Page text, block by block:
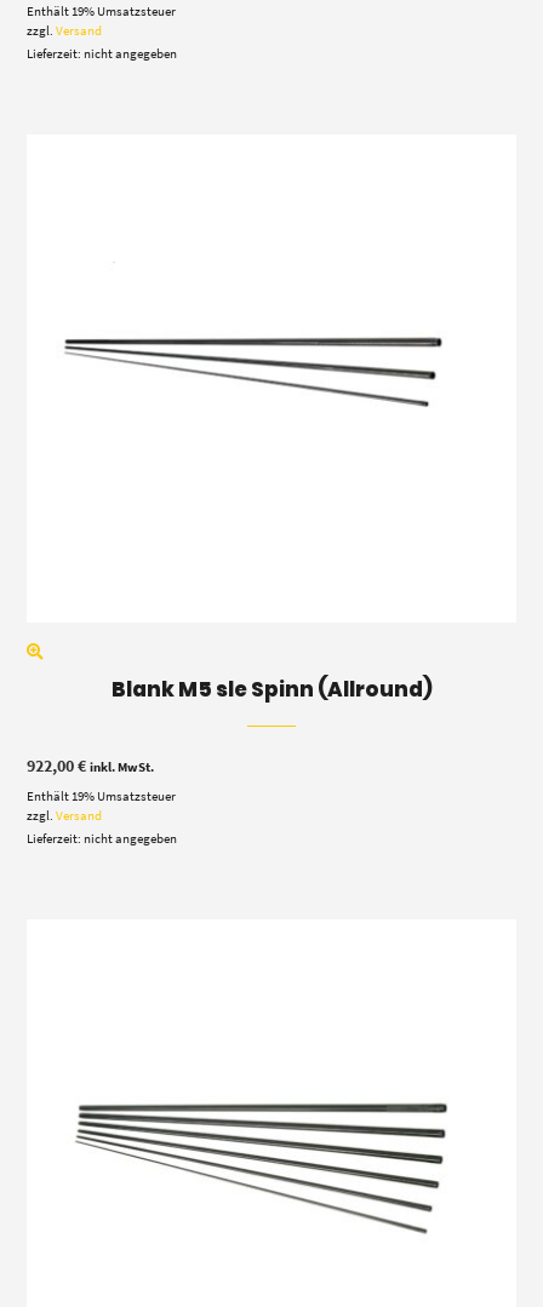
Enthält 19% Umsatzsteuer
zzgl.Versand
Lieferzeit: nicht angegeben
Blank M5 sle Spinn (Allround)
922,00€ inkl. MwSt.
Enthält 19% Umsatzsteuer
zzgl.Versand
Lieferzeit: nicht angegeben